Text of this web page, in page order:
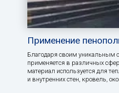
Применение
Благодаря своим уникальным
применяется в различных
материал используется для
и внутренних стен, кровель,